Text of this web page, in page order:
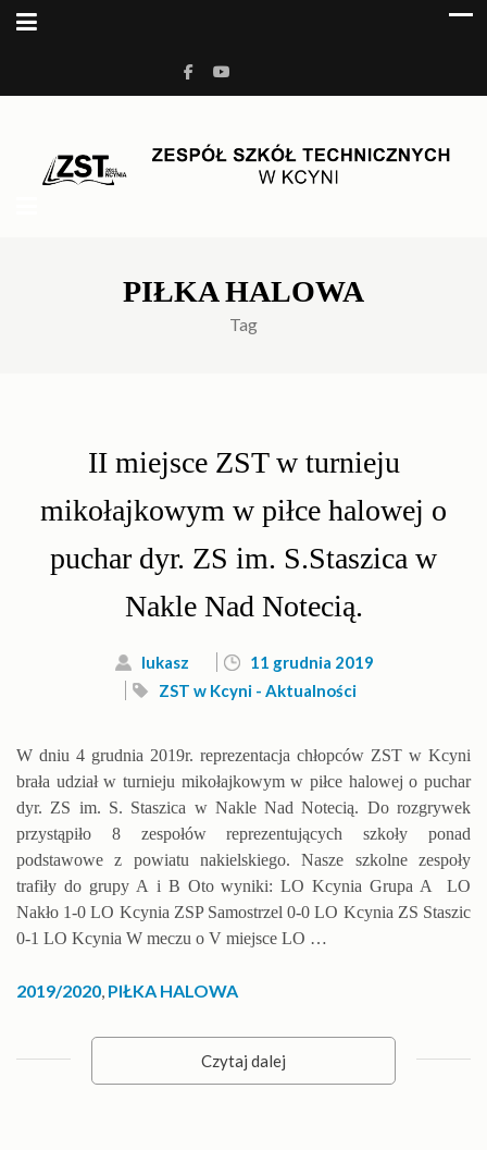
PIŁKA HALOWA
Tag
II miejsce ZST w turnieju
mikołajkowym w piłce halowej o
puchar dyr. ZS im. S.Staszica w
Nakle Nad Notecią.
lukasz
11 grudnia 2019
ZST w Kcyni - Aktualności
W dniu 4 grudnia 2019r. reprezentacja chłopców ZST w Kcyni
brała udział w turnieju mikołajkowym w piłce halowej o puchar
dyr. ZS im. S. Staszica w Nakle Nad Notecią. Do rozgrywek
przystąpiło 8 zespołów reprezentujących szkoły ponad
podstawowe z powiatu nakielskiego. Nasze szkolne zespoły
trafiły do grupy A i B Oto wyniki: LO Kcynia Grupa A LO
Nakło 1-0 LO Kcynia ZSP Samostrzel 0-0 LO Kcynia ZS Staszic
0-1 LO Kcynia W meczu o V miejsce LO …
2019/2020 PIŁKA HALOWA
Czytaj dalej